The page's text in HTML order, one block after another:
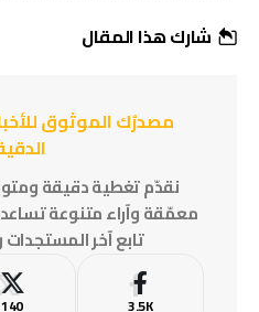
شارك هذا المقال
مصدرُك الموثوق
نقدّم تغطية دقيقة
معمّقة وآراء متنوعة
تابع آخر المستجدات
3.5K
140